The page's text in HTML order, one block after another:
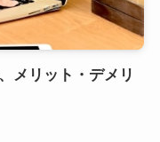
メリット・デメリ